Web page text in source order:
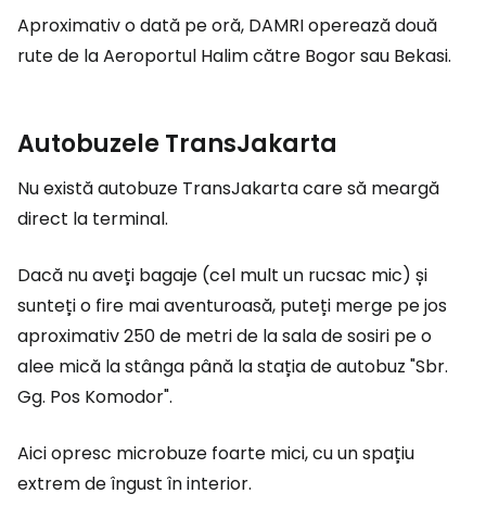
Aproximativ o dată pe oră, DAMRI operează două
rute de la Aeroportul Halim către Bogor sau Bekasi.
Autobuzele TransJakarta
Nu există autobuze TransJakarta care să meargă
direct la terminal.
Dacă nu aveți bagaje (cel mult un rucsac mic) și
sunteți o fire mai aventuroasă, puteți merge pe jos
aproximativ 250 de metri de la sala de sosiri pe o
alee mică la stânga până la stația de autobuz "Sbr.
Gg. Pos Komodor".
Aici opresc microbuze foarte mici, cu un spațiu
extrem de îngust în interior.